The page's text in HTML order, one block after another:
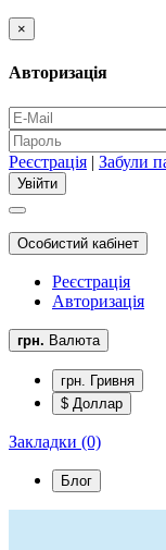
×
Авторизація
Реєстрація | Забули
Особистий кабінет
Реєстрація
Авторизація
грн. Валюта
грн. Гривня
$ Доллар
Закладки (0)
Блог